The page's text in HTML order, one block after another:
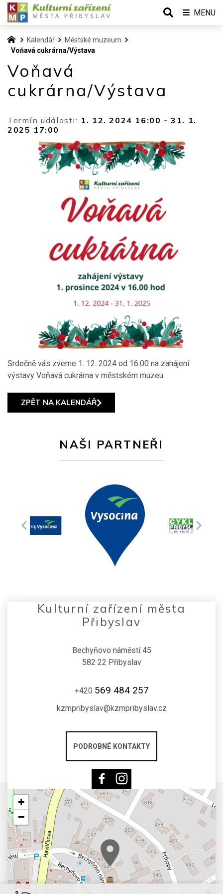
Kalendář
Městské muzeum
Voňavá cukrárna/Výstava
Voňavá
cukrárna/Výstava
Termín události: 1. 12. 2024 16:00 -31. 1.
2025 17:00
Srdečně vás zveme 1. 12. 2024 od 16:00 na zahájení
výstavy Voňavá cukrárna v městském muzeu.
ZPĚT NA KALENDÁŘ
NAŠI PARTNEŘI
Kulturní zařízení města
Přibyslav
Bechyňovo náměstí 45
582 22 Přibyslav
+420 569 484 257
kzmpribyslav@kzmpribyslav.cz
PODROBNÉ KONTAKTY
+
−
MENU